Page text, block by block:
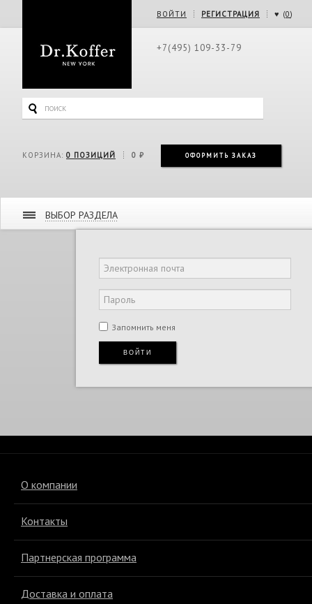
+7(495) 109-33-79
ВОЙТИ РЕГИСТРАЦИЯ ♥ (0)
КОРЗИНА: 0 ПОЗИЦИЙ 0 ₽ ОФОРМИТЬ ЗАКАЗ
ВЫБОР РАЗДЕЛА
Женская коллекция
Мужская коллекция
Подарки и сувениры
Экзотическая кожа
Эксклюзивная коллекция
Запомнить меня
ВОЙТИ
О компании
Контакты
Партнерская программа
Доставка и оплата